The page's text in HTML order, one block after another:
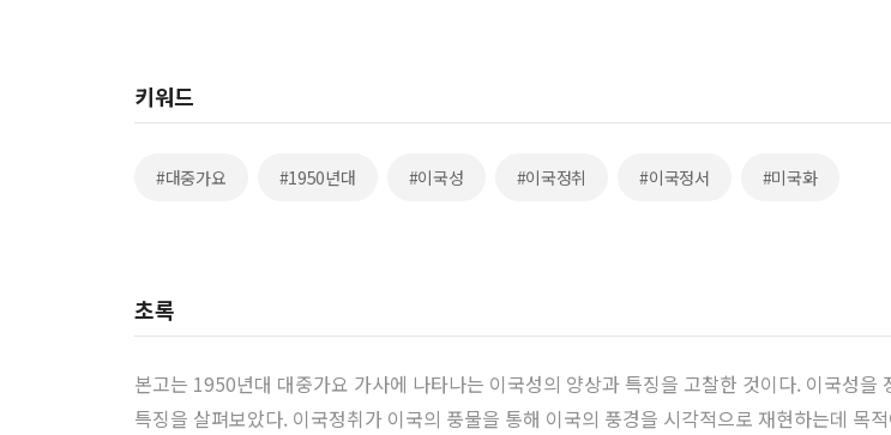
키워드
#대중가요 #1950년대 #이국성 #이국정취 #이국정서 #미국화
초록
본고는 1950년대 대중가요 가사에 나타나는 이국성의 양상과 특징을 고찰한 것이다. 이국성
특징을 살펴보았다. 이국정취가 이국의 풍물을 통해 이국의 풍경을 시각적으로 재현하는데 목